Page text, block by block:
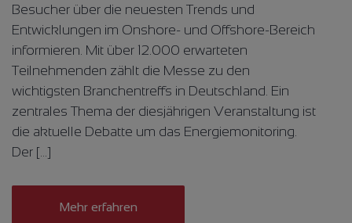
Besucher über die neuesten Trends und
Entwicklungen im Onshore- und Offshore-Bereich
informieren. Mit über 12.000 erwarteten
Teilnehmenden zählt die Messe zu den
wichtigsten Branchentreffs in Deutschland. Ein
zentrales Thema der diesjährigen Veranstaltung ist
die aktuelle Debatte um das Energiemonitoring.
Der […]
Mehr erfahren